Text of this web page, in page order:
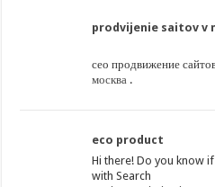
prodvijenie saitov v
сео продвижение
москва .
eco product
Hi there! Do you know
with Search